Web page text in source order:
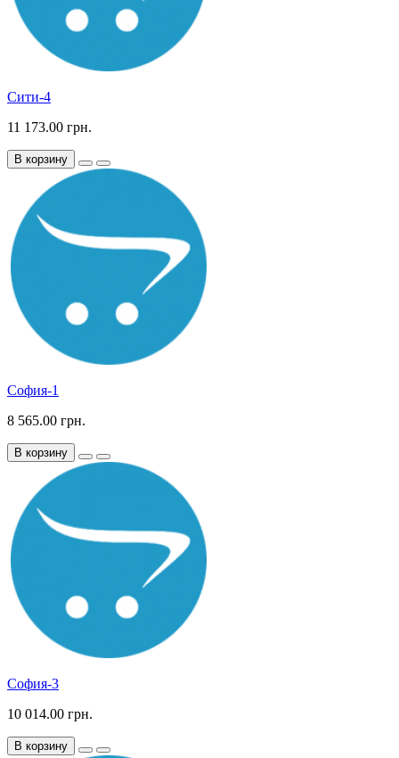
Сити-4
11 173.00 грн.
В корзину
София-1
8 565.00 грн.
В корзину
София-3
10 014.00 грн.
В корзину